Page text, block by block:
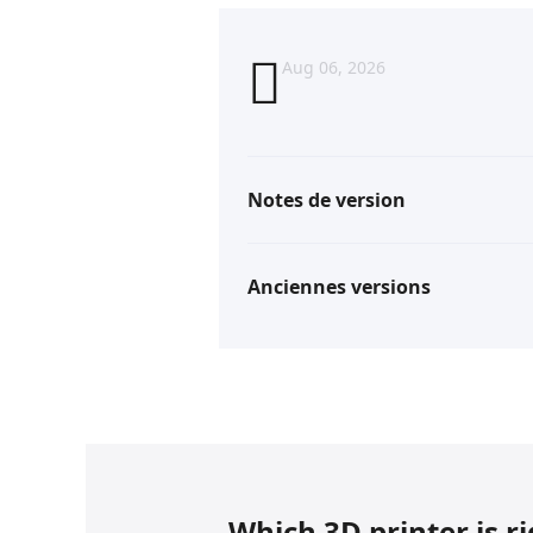
Aug 06, 2026
Notes de version
Anciennes versions